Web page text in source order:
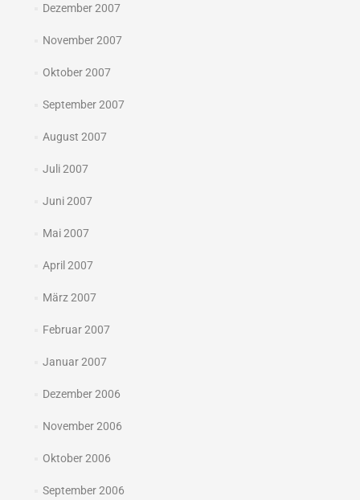
Dezember 2007
November 2007
Oktober 2007
September 2007
August 2007
Juli 2007
Juni 2007
Mai 2007
April 2007
März 2007
Februar 2007
Januar 2007
Dezember 2006
November 2006
Oktober 2006
September 2006